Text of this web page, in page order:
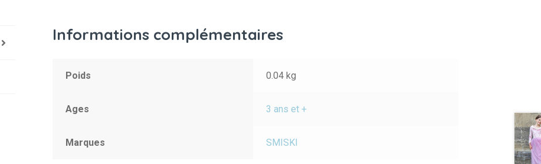
Informations complémentaires
Poids 0.04 kg
Ages 3 ans et +
Marques SMISKI